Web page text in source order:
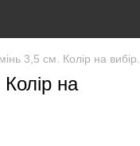
3,5 см. Колір на
на